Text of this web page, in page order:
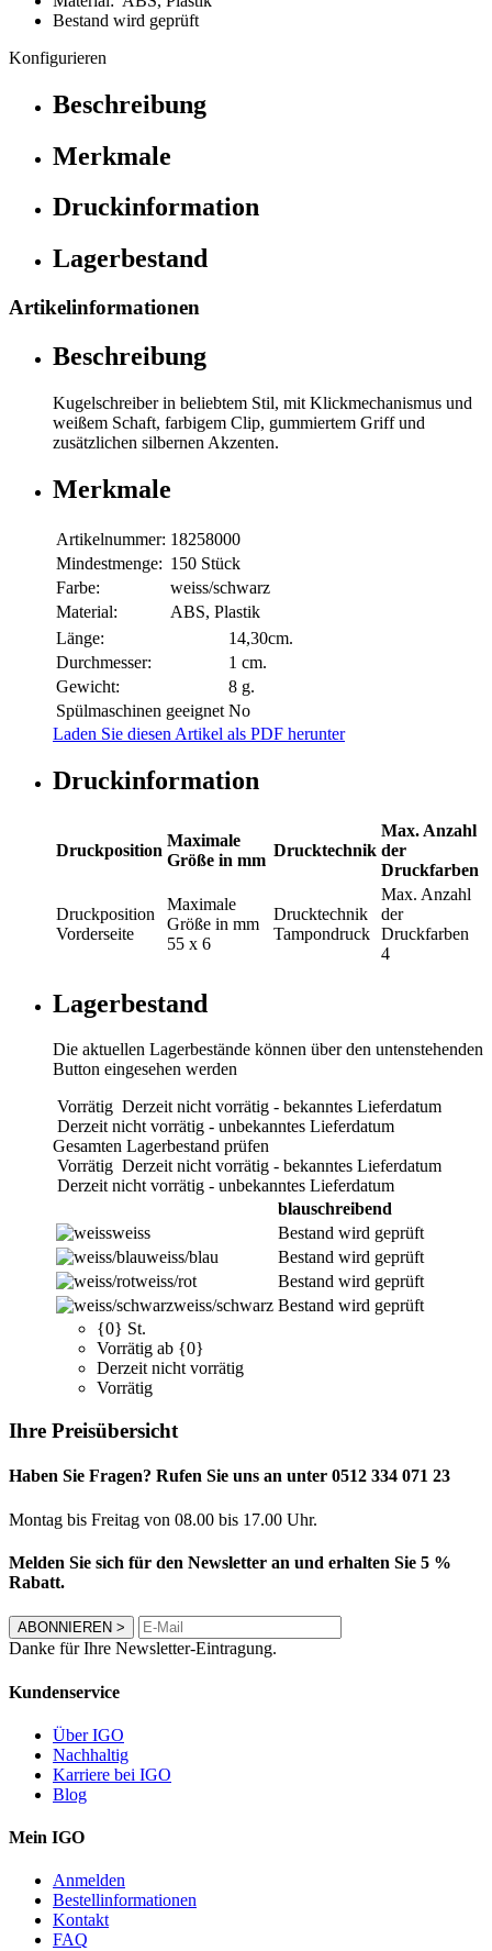
Bestand wird geprüft
Konfigurieren
Beschreibung
Merkmale
Druckinformation
Lagerbestand
Artikelinformationen
Beschreibung
Kugelschreiber in beliebtem Stil, mit Klickmechanismus und
weißem Schaft, farbigem Clip, gummiertem Griff und
zusätzlichen silbernen Akzenten.
Merkmale
Artikelnummer: 18258000
Mindestmenge: 150 Stück
Farbe:
weiss/schwarz
Material:
ABS, Plastik
Länge:
14,30cm.
Durchmesser:
1 cm.
Gewicht:
8 g.
Spülmaschinen geeignet No
Laden Sie diesen Artikel als PDF herunter
Druckinformation
Druckposition
Maximale
Größe in mm
Drucktechnik
Max. Anzahl
der
Druckfarben
Druckposition
Vorderseite
Maximale
Größe in mm
55 x 6
Drucktechnik
Tampondruck
Max. Anzahl
der
Druckfarben
4
Lagerbestand
Die aktuellen Lagerbestände können über den untenstehenden
Button eingesehen werden
Vorrätig Derzeit nicht vorrätig - bekanntes Lieferdatum
Derzeit nicht vorrätig - unbekanntes Lieferdatum
Gesamten Lagerbestand prüfen
Vorrätig Derzeit nicht vorrätig - bekanntes Lieferdatum
Derzeit nicht vorrätig - unbekanntes Lieferdatum
blauschreibend
weiss
Bestand wird geprüft
weiss/blau
Bestand wird geprüft
weiss/rot
Bestand wird geprüft
weiss/schwarz Bestand wird geprüft
{0} St.
Vorrätig ab {0}
Derzeit nicht vorrätig
Vorrätig
Ihre Preisübersicht
Haben Sie Fragen? Rufen Sie uns an unter 0512 334 071 23
Montag bis Freitag von 08.00 bis 17.00 Uhr.
Melden Sie sich für den Newsletter an und erhalten Sie 5 %
Rabatt.
ABONNIEREN >
Danke für Ihre Newsletter-Eintragung.
Kundenservice
Über IGO
Nachhaltig
Karriere bei IGO
Blog
Mein IGO
Anmelden
Bestellinformationen
Kontakt
FAQ